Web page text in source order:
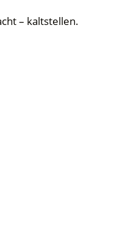
– kaltstellen.